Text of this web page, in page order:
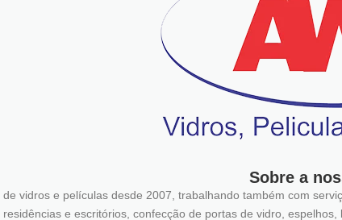
Sobre a
vidros e películas desde 2007, trabalhando também com
e escritórios, confecção de portas de vidro,